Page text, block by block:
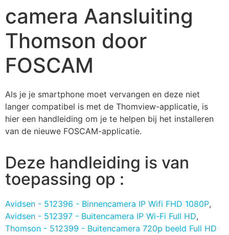
camera Aansluiting
Thomson door
FOSCAM
Als je je smartphone moet vervangen en deze niet
langer compatibel is met de Thomview-applicatie, is
hier een handleiding om je te helpen bij het installeren
van de nieuwe FOSCAM-applicatie.
Deze handleiding is van
toepassing op :
Avidsen - 512396 - Binnencamera IP Wifi FHD 1080P,
Avidsen - 512397 - Buitencamera IP Wi-Fi Full HD,
Thomson - 512399 - Buitencamera 720p beeld Full HD